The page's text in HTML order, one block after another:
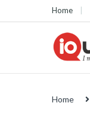
Skip to navigation
Skip to contentHome
Home